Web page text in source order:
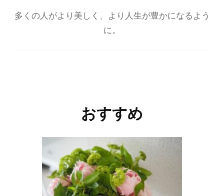
多くの人がより美しく、より人生が豊かになるよう
に。
おすすめ